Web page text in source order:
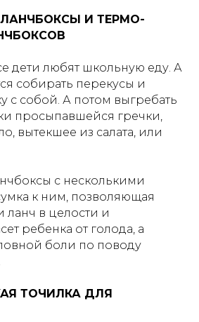
И ТЕРМО-
дети любят школьную еду. А
собирать перекусы и
с собой. А потом выгребать
просыпавшейся гречки,
вытекшее из салата, или
с несколькими
к ним, позволяющая
ланч в целости и
ребенка от голода, а
боли по поводу
ТОЧИЛКА ДЛЯ